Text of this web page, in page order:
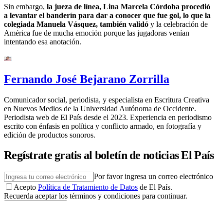
Sin embargo, la jueza de línea, Lina Marcela Córdoba procedió
a levantar el banderín para dar a conocer que fue gol, lo que la
colegiada Manuela Vásquez, también validó y la celebración de
América fue de mucha emoción porque las jugadoras venían
intentando esa anotación.
Fernando José Bejarano Zorrilla
Comunicador social, periodista, y especialista en Escritura Creativa
en Nuevos Medios de la Universidad Autónoma de Occidente.
Periodista web de El País desde el 2023. Experiencia en periodismo
escrito con énfasis en política y conflicto armado, en fotografía y
edición de productos sonoros.
Regístrate gratis al boletín de noticias El País
Por favor ingresa un correo electrónico
Acepto Política de Tratamiento de Datos de El País.
Recuerda aceptar los términos y condiciones para continuar.